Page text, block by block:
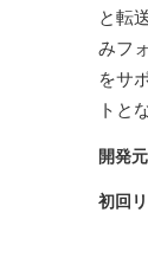
と転
みフ
をサ
トと
開発元
初回